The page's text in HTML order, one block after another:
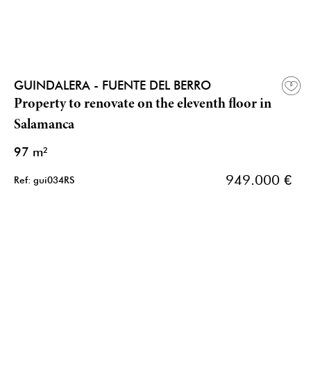
GUINDALERA - FUENTE DEL BERRO
Property to renovate on the eleventh floor in
Salamanca
97 m²
Ref: gui034RS 949.000 €